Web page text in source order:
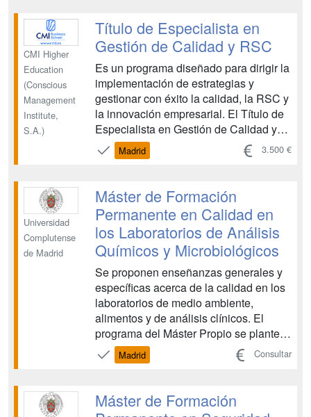
continuous improvement, and ethical
management within organizations....
CMI Higher
Education
(Conscious
Management
Institute,
S.A.)
Título de Especialista en
Gestión de Calidad y RSC
Es un programa diseñado para dirigir la
implementación de estrategias y
gestionar con éxito la calidad, la RSC y
la innovación empresarial. El Título de
Especialista en Gestión de Calidad y
RSC ha sido diseñado pensando en las
necesidades actuales del mercado y en
altamente capacitados que puedan
liderar e ...
Madrid 3.500 €
Universidad
Complutense
de Madrid
Máster de Formación
Permanente en Calidad en
los Laboratorios de Análisis
Químicos y Microbiológicos
Se proponen enseñanzas generales y
específicas acerca de la calidad en los
laboratorios de medio ambiente,
alimentos y de análisis clínicos. El
programa del Máster Propio se plantea
en dos fases fundamentalmente. Una
fase a)teórica que se desarrollará en
teoría, gran cantidad de seminarios
teóricos de ejercicios pr...
Madrid Consultar
Máster de Formación